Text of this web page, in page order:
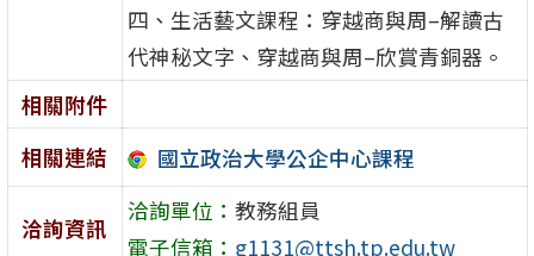
四、生活藝文課程：穿越商與周–解讀古
代神秘文字、穿越商與周–欣賞青銅器。
相關附件
相關連結
國立政治大學公企中心課程
洽詢資訊
洽詢單位： 教務組員
電子信箱： g1131@ttsh.tp.edu.tw